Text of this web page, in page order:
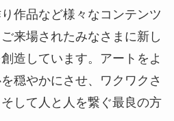
作品など様々なコンテンツ
来場されたみなさまに新し
造しています。アートをよ
穏やかにさせ、ワクワクさ
して人と人を繋ぐ最良の方